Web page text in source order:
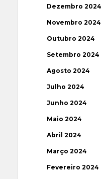
Dezembro 2024
Novembro 2024
Outubro 2024
Setembro 2024
Agosto 2024
Julho 2024
Junho 2024
Maio 2024
Abril 2024
Março 2024
Fevereiro 2024